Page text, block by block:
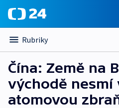
Rubriky
Čína: Země na
východě nesmí
atomovou